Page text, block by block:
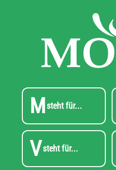
Msteht für...
Vsteht für...